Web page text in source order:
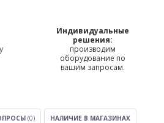
Индивидуальные
решения:
производим
оборудование по
вашим запросам.
(0) НАЛИЧИЕ В МАГАЗИНАХ